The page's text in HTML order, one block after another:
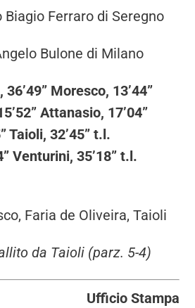
Ferraro di Seregno
Bulone di Milano
Moresco, 13’44”
Attanasio, 17’04”
Taioli, 32’45” t.l.
Venturini, 35’18” t.l.
Faria de Oliveira, Taioli
da Taioli (parz. 5-4)
Ufficio Stampa